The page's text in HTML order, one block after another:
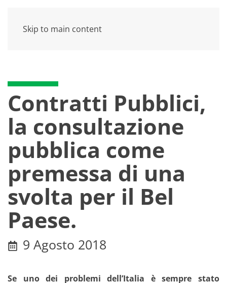
Skip to main content
Contratti Pubblici,
la consultazione
pubblica come
premessa di una
svolta per il Bel
Paese.
9 Agosto 2018
Se uno dei problemi dell’Italia è sempre stato